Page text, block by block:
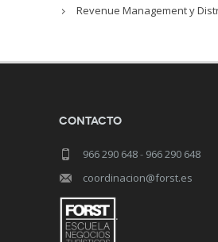
Revenue Management y
Contacto
966 290 648- 966 290 648
coordinacion@forst.es